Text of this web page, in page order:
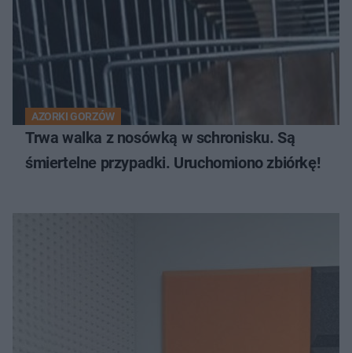
AZORKI GORZÓW
Trwa walka z nosówką w schronisku. Są
śmiertelne przypadki. Uruchomiono zbiórkę!